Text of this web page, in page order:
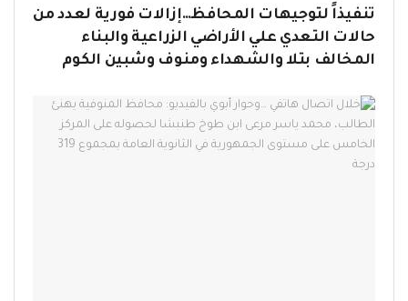
تنفيذاً لتوجيهات المحافظ…إزالات فورية لعدد من
حالات التعدي علي الأراضي الزراعية والبناء
المخالف بتلا والشهداء ومنوف وشبين الكوم